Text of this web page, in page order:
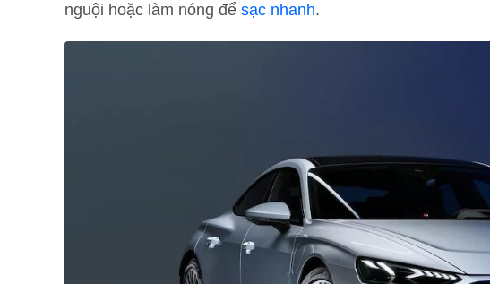
nguội hoặc làm nóng để sạc nhanh.